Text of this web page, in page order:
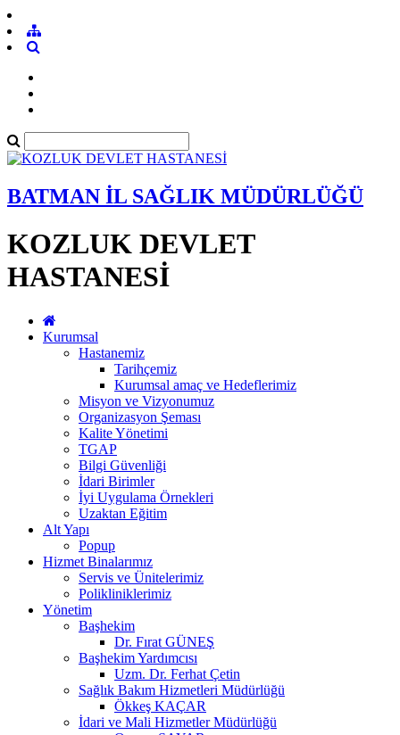
BATMAN İL SAĞLIK MÜDÜRLÜĞÜ
KOZLUK DEVLET
HASTANESİ
Kurumsal
Hastanemiz
Tarihçemiz
Kurumsal amaç ve Hedeflerimiz
Misyon ve Vizyonumuz
Organizasyon Şeması
Kalite Yönetimi
TGAP
Bilgi Güvenliği
İdari Birimler
İyi Uygulama Örnekleri
Uzaktan Eğitim
Alt Yapı
Popup
Hizmet Binalarımız
Servis ve Ünitelerimiz
Polikliniklerimiz
Yönetim
Başhekim
Dr. Fırat GÜNEŞ
Başhekim Yardımcısı
Uzm. Dr. Ferhat Çetin
Sağlık Bakım Hizmetleri Müdürlüğü
Ökkeş KAÇAR
İdari ve Mali Hizmetler Müdürlüğü